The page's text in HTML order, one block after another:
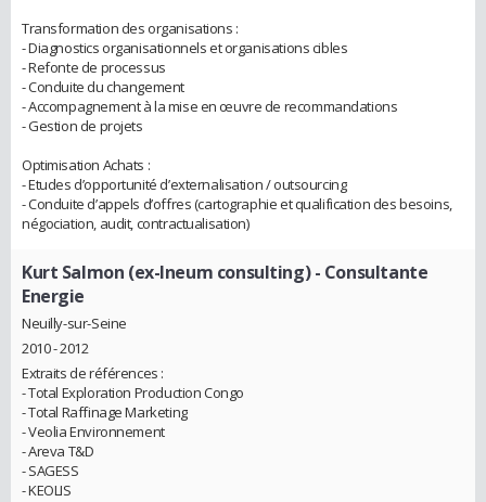
Transformation des organisations :
- Diagnostics organisationnels et organisations cibles
- Refonte de processus
- Conduite du changement
- Accompagnement à la mise en œuvre de recommandations
- Gestion de projets
Optimisation Achats :
- Etudes d’opportunité d’externalisation / outsourcing
- Conduite d’appels d’offres (cartographie et qualification des besoins,
négociation, audit, contractualisation)
Kurt Salmon (ex-Ineum consulting)- Consultante
Energie
Neuilly-sur-Seine
2010 - 2012
Extraits de références :
- Total Exploration Production Congo
- Total Raffinage Marketing
- Veolia Environnement
- Areva T&D
- SAGESS
- KEOLIS